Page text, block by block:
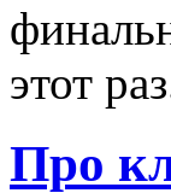
этот
Про